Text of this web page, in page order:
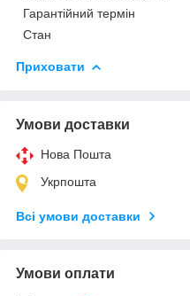
Гарантійний термін
Стан
Приховати
Умови доставки
Нова Пошта
Укрпошта
Всі умови доставки
Умови оплати